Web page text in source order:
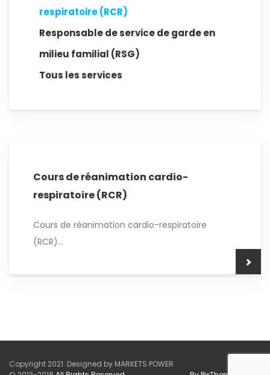
respiratoire (RCR)
Responsable de service de garde en
milieu familial (RSG)
Tous les services
Cours de réanimation cardio-
respiratoire (RCR)
Cours de réanimation cardio-respiratoire
(RCR)...
Copyright 2021. Designed by MARKETS POWER